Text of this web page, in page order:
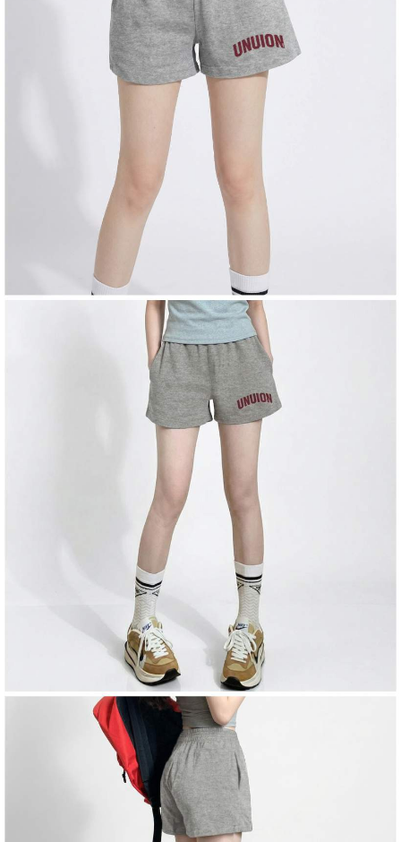
３．未成年的使用者請事先徵得法定代理人或監護人之同意方可使用
「AFTEE先享後付」，若未經同意申辦者引起之損失，本公司不負相關責
４．使用「AFTEE先享後付」時，將依據個別帳號之用戶狀況，依本公司即
時審查核予不同之上限額度；若仍有額度不足之情形，本公司將視審查結果
請求用戶進行身份認證。
５．嚴禁一人註冊多個帳號或使用他人資訊註冊。若發現惡意使用之情形，
恩沛科技股份有限公司將有權停止該用戶之使用額度並採取法律行動。